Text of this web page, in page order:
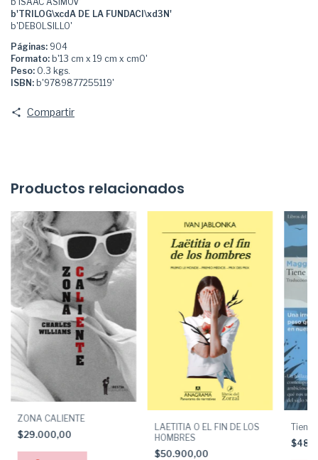
b'TRILOG\xcdA DE LA FUNDACI\xd3N'
b'DEBOLSILLO'
Páginas: 904
Formato: b'13 cm x 19 cm x cm0'
Peso: 0.3 kgs.
ISBN: b'9789877255119'
Compartir
Productos relacionados
ZONA CALIENTE
$29.000,00
LAETITIA O EL FIN DE LOS
HOMBRES
$50.900,00
Tiene